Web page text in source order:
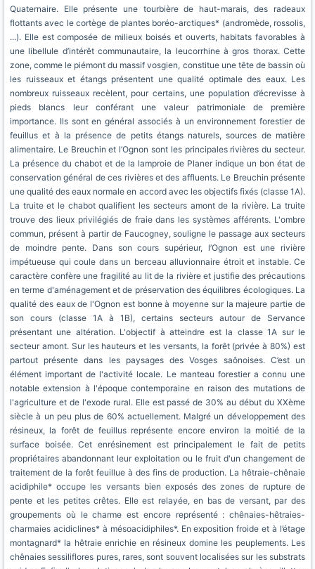
Quaternaire. Elle présente une tourbière de haut-marais, des radeaux
flottants avec le cortège de plantes boréo-arctiques* (andromède, rossolis,
...). Elle est composée de milieux boisés et ouverts, habitats favorables à
une libellule d’intérêt communautaire, la leucorrhine à gros thorax. Cette
zone, comme le piémont du massif vosgien, constitue une tête de bassin où
les ruisseaux et étangs présentent une qualité optimale des eaux. Les
nombreux ruisseaux recèlent, pour certains, une population d’écrevisse à
pieds blancs leur conférant une valeur patrimoniale de première
importance. Ils sont en général associés à un environnement forestier de
feuillus et à la présence de petits étangs naturels, sources de matière
alimentaire. Le Breuchin et l’Ognon sont les principales rivières du secteur.
La présence du chabot et de la lamproie de Planer indique un bon état de
conservation général de ces rivières et des affluents. Le Breuchin présente
une qualité des eaux normale en accord avec les objectifs fixés (classe 1A).
La truite et le chabot qualifient les secteurs amont de la rivière. La truite
trouve des lieux privilégiés de fraie dans les systèmes afférents. L'ombre
commun, présent à partir de Faucogney, souligne le passage aux secteurs
de moindre pente. Dans son cours supérieur, l’Ognon est une rivière
impétueuse qui coule dans un berceau alluvionnaire étroit et instable. Ce
caractère confère une fragilité au lit de la rivière et justifie des précautions
en terme d'aménagement et de préservation des équilibres écologiques. La
qualité des eaux de l'Ognon est bonne à moyenne sur la majeure partie de
son cours (classe 1A à 1B), certains secteurs autour de Servance
présentant une altération. L'objectif à atteindre est la classe 1A sur le
secteur amont. Sur les hauteurs et les versants, la forêt (privée à 80%) est
partout présente dans les paysages des Vosges saônoises. C’est un
élément important de l'activité locale. Le manteau forestier a connu une
notable extension à l'époque contemporaine en raison des mutations de
l'agriculture et de l'exode rural. Elle est passé de 30% au début du XXème
siècle à un peu plus de 60% actuellement. Malgré un développement des
résineux, la forêt de feuillus représente encore environ la moitié de la
surface boisée. Cet enrésinement est principalement le fait de petits
propriétaires abandonnant leur exploitation ou le fruit d'un changement de
traitement de la forêt feuillue à des fins de production. La hêtraie-chênaie
acidiphile* occupe les versants bien exposés des zones de rupture de
pente et les petites crêtes. Elle est relayée, en bas de versant, par des
groupements où le charme est encore représenté : chênaies-hêtraies-
charmaies acidiclines* à mésoacidiphiles*. En exposition froide et à l’étage
montagnard* la hêtraie enrichie en résineux domine les peuplements. Les
chênaies sessiliflores pures, rares, sont souvent localisées sur les substrats